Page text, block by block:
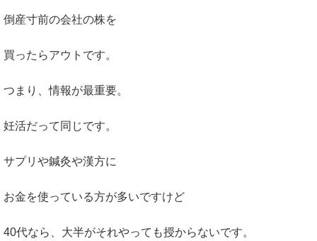
倒産寸前の会社の株を
買ったらアウトです。
つまり、情報が最重要。
妊活だって同じです。
サプリや鍼灸や漢方に
お金を使っている方が多いですけど
40代なら、大半がそれやっても授からないです。